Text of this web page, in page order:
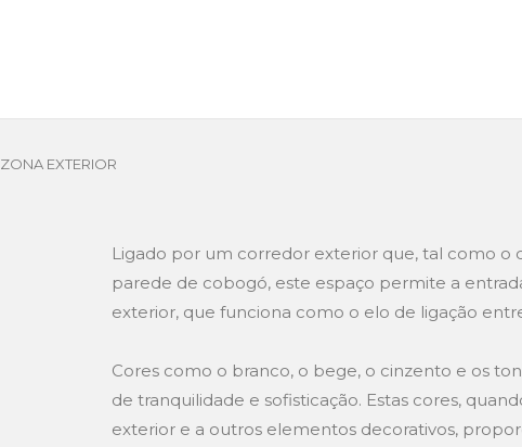
ZONA EXTERIOR
Ligado por um corredor exterior que, tal como o
parede de cobogó, este espaço permite a
exterior, que funciona como o elo de ligação
Cores como o branco, o bege, o cinzento e os
de tranquilidade e sofisticação. Estas cores,
exterior e a outros elementos decorativos,